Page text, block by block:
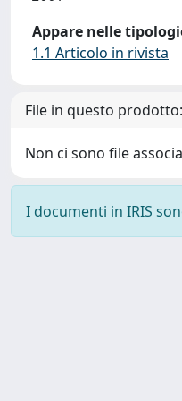
Appare nelle
1.1 Articolo in rivista
File in questo prodotto:
Non ci sono file
I documenti in IRIS